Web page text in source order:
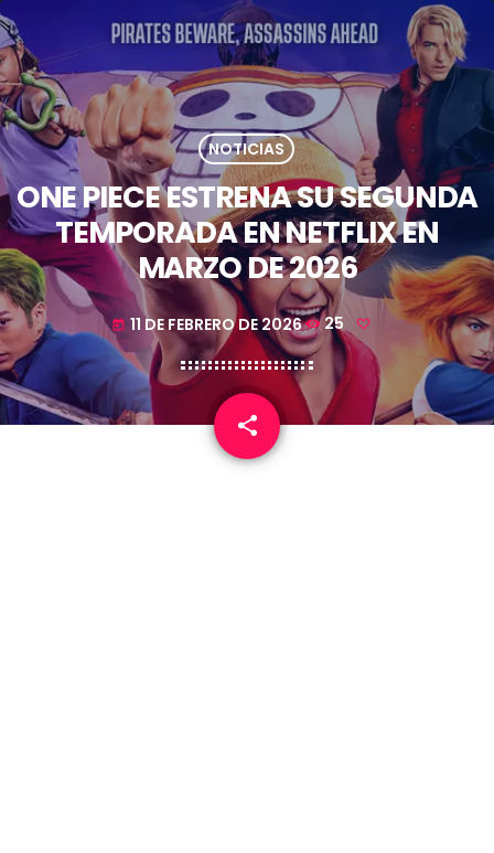
NOTICIAS
ONE PIECE ESTRENA SU SEGUNDA
TEMPORADA EN NETFLIX EN
MARZO DE 2026
today 11 DE FEBRERO DE 2026 25
share
email